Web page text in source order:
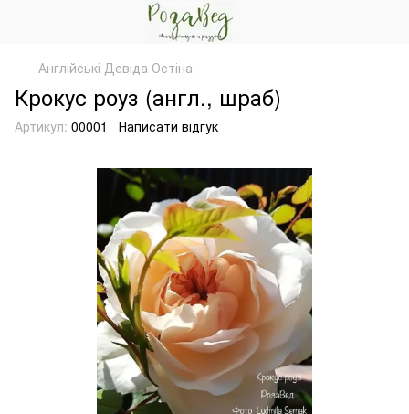
Англійські Девіда Остіна
Крокус роуз (англ., шраб)
Артикул: 00001 Написати відгук